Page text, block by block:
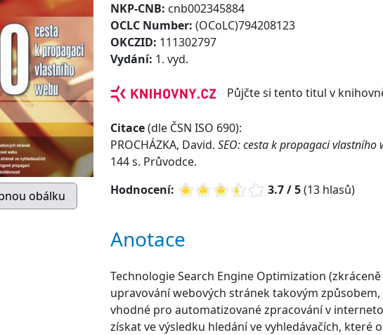
NKP-CNB: cnb002345884
OCLC Number: (OCoLC)794208123
OKCZID: 111302797
Vydání: 1. vyd.
Půjčte si tento titul v
Citace(dle ČSN ISO 690):
PROCHÁZKA, David. SEO: cesta k propagaci vlastního
144 s. Průvodce.
Hodnocení:
3.7 / 5(13 hlasů)
Anotace
Technologie Search Engine Optimization
upravování webových stránek takovým
vhodné pro automatizované zpracování v
získat ve výsledku hledání ve vyhledávačích, které